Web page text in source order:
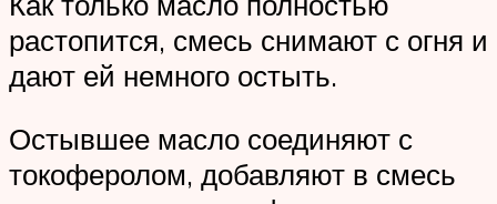
растопится, смесь снимают с огня и
дают ей немного остыть.
Остывшее масло соединяют с
токоферолом, добавляют в смесь